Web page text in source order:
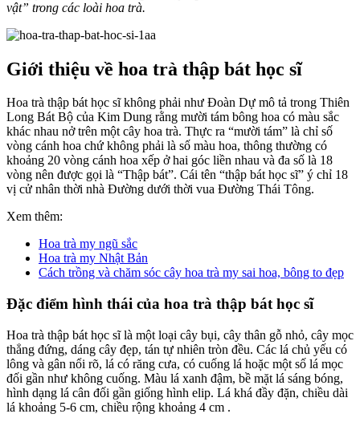
vật” trong các loài hoa trà.
Giới thiệu về hoa trà thập bát học sĩ
Hoa trà thập bát học sĩ không phải như Đoàn Dự mô tả trong Thiên
Long Bát Bộ của Kim Dung rằng mười tám bông hoa có màu sắc
khác nhau nở trên một cây hoa trà. Thực ra “mười tám” là chỉ số
vòng cánh hoa chứ không phải là số màu hoa, thông thường có
khoảng 20 vòng cánh hoa xếp ở hai góc liền nhau và đa số là 18
vòng nên được gọi là “Thập bát”. Cái tên “thập bát học sĩ” ý chỉ 18
vị cử nhân thời nhà Đường dưới thời vua Đường Thái Tông.
Xem thêm:
Hoa trà my ngũ sắc
Hoa trà my Nhật Bản
Cách trồng và chăm sóc cây hoa trà my sai hoa, bông to đẹp
Đặc điểm hình thái của hoa trà thập bát học sĩ
Hoa trà thập bát học sĩ là một loại cây bụi, cây thân gỗ nhỏ, cây mọc
thẳng đứng, dáng cây đẹp, tán tự nhiên tròn đều. Các lá chủ yếu có
lông và gân nổi rõ, lá có răng cưa, có cuống lá hoặc một số lá mọc
đối gần như không cuống. Màu lá xanh đậm, bề mặt lá sáng bóng,
hình dạng lá cân đối gần giống hình elip. Lá khá đầy đặn, chiều dài
lá khoảng 5-6 cm, chiều rộng khoảng 4 cm .